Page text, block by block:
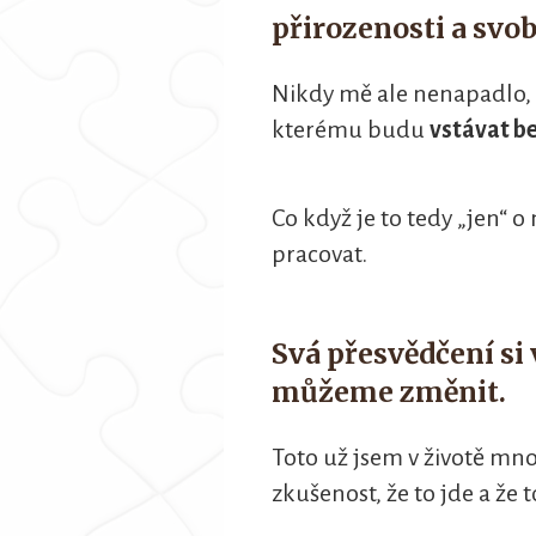
přirozenosti a
Nikdy mě ale
kterému budu vstávat
Co když je to tedy „jen“
pracovat.
Svá přesvědčení
můžeme změnit.
Toto už jsem v životě
zkušenost, že to jde a že